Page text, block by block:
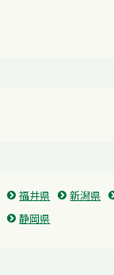
福井県 新潟県
静岡県